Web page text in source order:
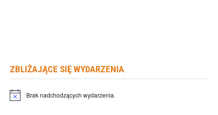
ZBLIŻAJĄCE SIĘ WYDARZENIA
Powiadomienie
Brak nadchodzących wydarzenia.